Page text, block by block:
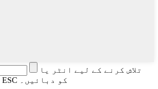
تلاش کرنے کے لیے انٹر یا
بند کرنے کے لیے ESC کو دبائیں۔